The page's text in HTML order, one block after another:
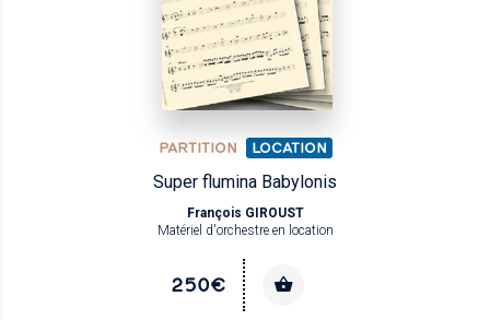
PARTITION LOCATION
Super flumina Babylonis
François GIROUST
Matériel d'orchestre en location
250€